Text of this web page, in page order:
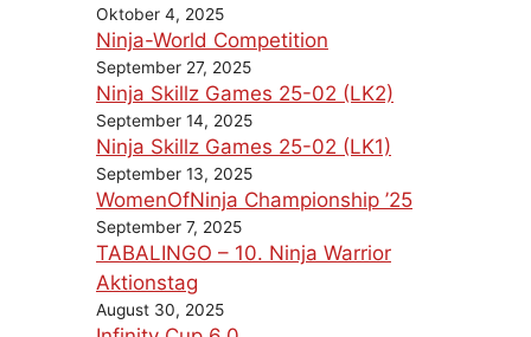
Oktober 4, 2025
Ninja-World Competition
September 27, 2025
Ninja Skillz Games 25-02 (LK2)
September 14, 2025
Ninja Skillz Games 25-02 (LK1)
September 13, 2025
WomenOfNinja Championship ’25
September 7, 2025
TABALINGO – 10. Ninja Warrior
Aktionstag
August 30, 2025